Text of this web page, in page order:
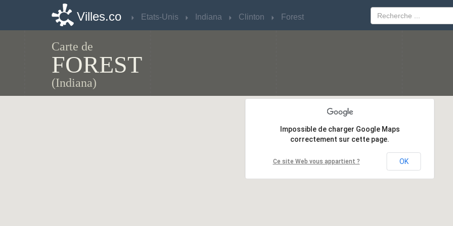
Villes.co Etats-Unis Indiana Clinton Forest
Carte de
FOREST
(Indiana)
Impossible de charger Google Maps
correctement sur cette page.
Ce site Web vous appartient ? OK
Impossible de charger Google Maps
correctement sur cette page.
Ce site Web vous appartient ? OK
Villes.co Etats-Unis Indiana Clinton Forest